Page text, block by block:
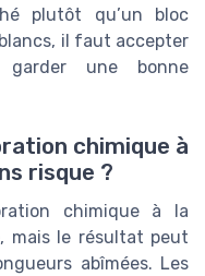
plutôt qu’un bloc
il faut accepter
une bonne
chimique à
risque ?
chimique à la
mais le résultat peut
abîmées. Les